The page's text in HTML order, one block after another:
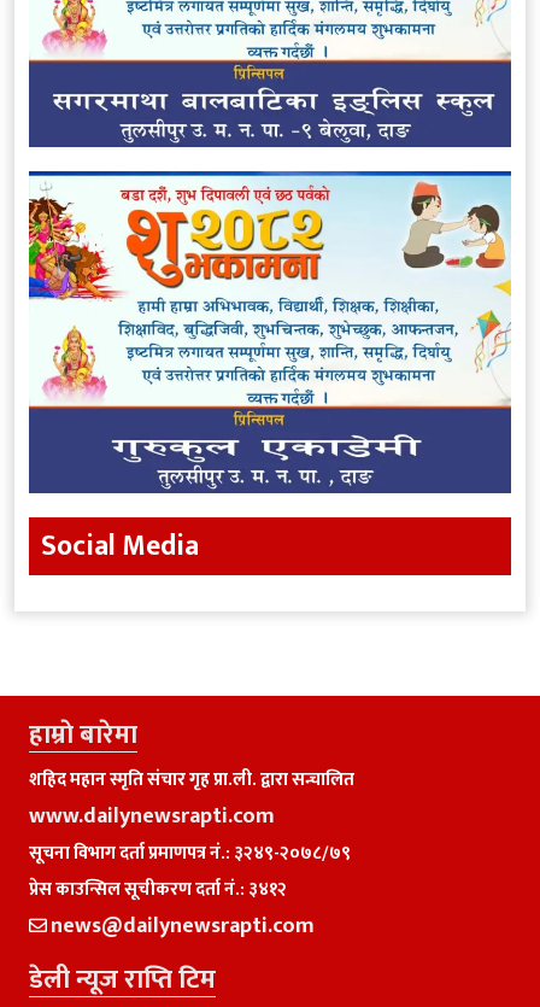
Social Media
हाम्राे बारेमा
शहिद महान स्मृति संचार गृह प्रा.ली. द्वारा सन्चालित
www.dailynewsrapti.com
सूचना विभाग दर्ता प्रमाणपत्र नं.: ३२४९-२०७८/७९
प्रेस काउन्सिल सूचीकरण दर्ता नं.: ३४१२
news@dailynewsrapti.com
डेली न्यूज राप्ति टिम